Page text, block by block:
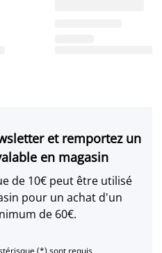
et remportez un
en magasin
de 10€ peut être utilisé
pour un achat d'un
de 60€.
(*) sont requis